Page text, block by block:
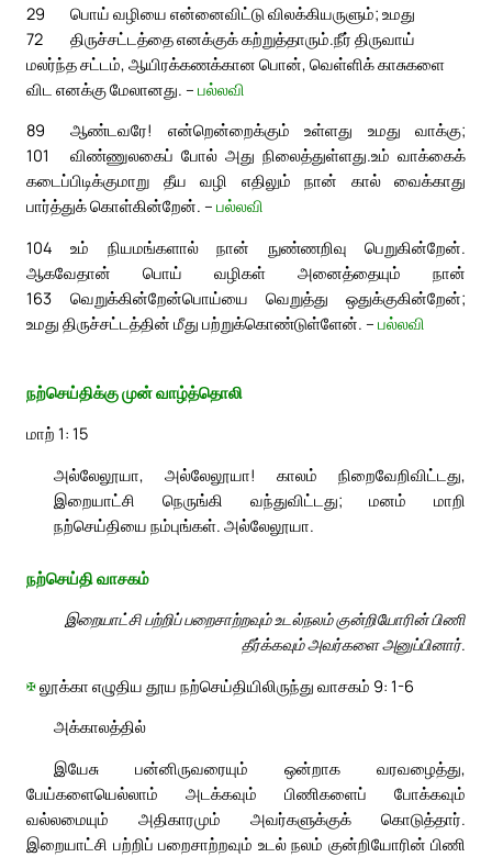
29
பொய் வழியை என்னைவிட்டு விலக்கியருளும்; உமது
திருச்சட்டத்தை எனக்குக் கற்றுத்தாரும்.
72
நீர் திருவாய்
மலர்ந்த சட்டம், ஆயிரக்கணக்கான பொன், வெள்ளிக் காசுகளை
விட எனக்கு மேலானது. – பல்லவி
89
ஆண்டவரே! என்றென்றைக்கும் உள்ளது உமது வாக்கு;
விண்ணுலகைப் போல் அது நிலைத்துள்ளது.
101
உம் வாக்கைக்
கடைப்பிடிக்குமாறு தீய வழி எதிலும் நான் கால் வைக்காது
பார்த்துக் கொள்கின்றேன். – பல்லவி
104
உம் நியமங்களால் நான் நுண்ணறிவு பெறுகின்றேன்.
ஆகவேதான் பொய் வழிகள் அனைத்தையும் நான்
வெறுக்கின்றேன்
163
பொய்யை வெறுத்து ஒதுக்குகின்றேன்;
உமது திருச்சட்டத்தின் மீது பற்றுக்கொண்டுள்ளேன். – பல்லவி
நற்செய்திக்கு முன் வாழ்த்தொலி
மாற் 1: 15
அல்லேலூயா, அல்லேலூயா! காலம் நிறைவேறிவிட்டது,
இறையாட்சி நெருங்கி வந்துவிட்டது; மனம் மாறி
நற்செய்தியை நம்புங்கள். அல்லேலூயா.
நற்செய்தி வாசகம்
இறையாட்சி பற்றிப் பறைசாற்றவும் உடல்நலம் குன்றியோரின் பிணி
தீர்க்கவும் அவர்களை அனுப்பினார்.
✠லூக்கா எழுதிய தூய நற்செய்தியிலிருந்து வாசகம் 9: 1-6
அக்காலத்தில்
இயேசு பன்னிருவரையும் ஒன்றாக வரவழைத்து,
பேய்களையெல்லாம் அடக்கவும் பிணிகளைப் போக்கவும்
வல்லமையும் அதிகாரமும் அவர்களுக்குக் கொடுத்தார்.
இறையாட்சி பற்றிப் பறைசாற்றவும் உடல் நலம் குன்றியோரின் பிணி